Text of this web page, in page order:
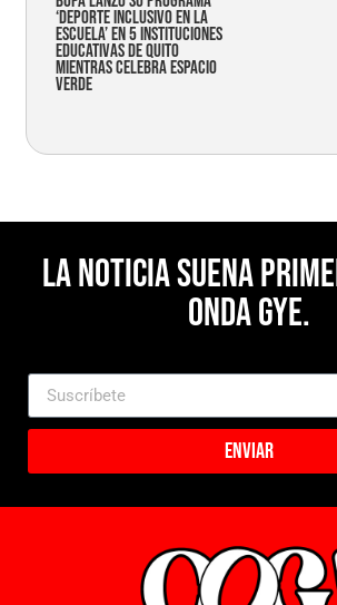
‘Deporte Inclusivo en la
Escuela’ en 5 instituciones
educativas de Quito
mientras celebra espacio
verde
La noticia suena
Onda Gye.
Enviar